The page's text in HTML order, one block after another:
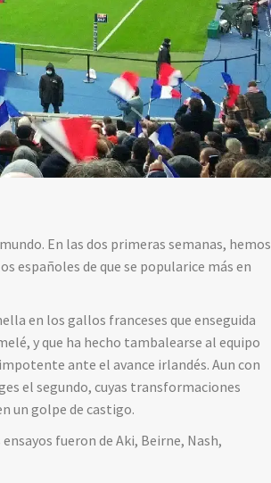
En las dos primeras semanas, hemos
españoles de que se popularice más en
en los gallos franceses que enseguida
y que ha hecho tambalearse al equipo
ante el avance irlandés. Aun con
el segundo, cuyas transformaciones
un golpe de castigo.
fueron de Aki, Beirne, Nash,